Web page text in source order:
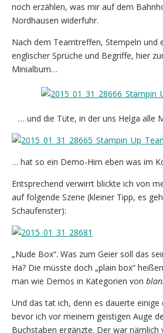
noch erzählen, was mir auf dem
Nordhausen widerfuhr.
Nach dem Teamtreffen, Stempeln und
englischer Sprüche und Begriffe, hier
Minialbum…
… und die Tüte, in der uns Helga alle
… hat so ein Demo-Hirn eben was im
Entsprechend verwirrt blickte ich von
auf folgende Szene (kleiner Tipp, es
Schaufenster):
„Nude Box“. Was zum Geier soll das
Hä? Die müsste doch „plain box“
man wie Demos in Kategorien von
Und das tat ich, denn es dauerte einige
bevor ich vor meinem geistigen Auge
Buchstaben ergänzte. Der war nämlich